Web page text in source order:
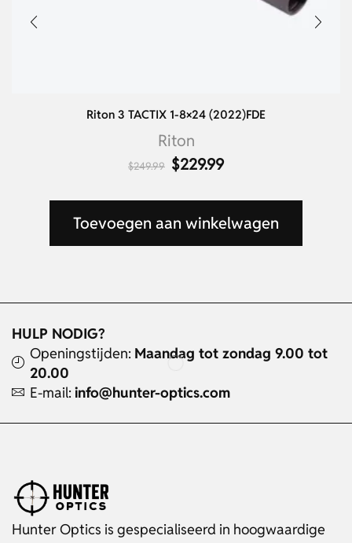
Riton 3 TACTIX 1-8×24 (2022)FDE
Riton
$249.99 $229.99
Toevoegen aan winkelwagen
HULP NODIG?
Openingstijden: Maandag tot zondag 9.00 tot
20.00
E-mail: info@hunter-optics.com
Hunter Optics is gespecialiseerd in hoogwaardige